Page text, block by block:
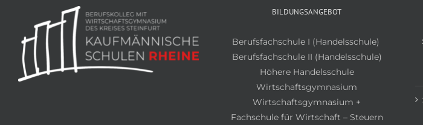
BILDUNGSANGEBOT
Berufsfachschule I (Handelsschule)
Berufsfachschule II (Handelsschule)
Höhere Handelsschule
Wirtschaftsgymnasium
Wirtschaftsgymnasium +
Fachschule für Wirtschaft – Steuern